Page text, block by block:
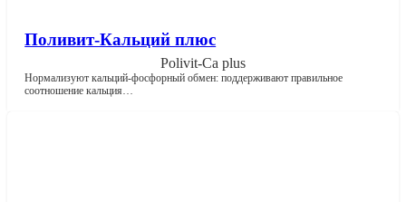
Поливит-Кальций плюс
Polivit-Ca plus
Нормализуют кальций-фосфорный обмен: поддерживают правильное
соотношение кальция…